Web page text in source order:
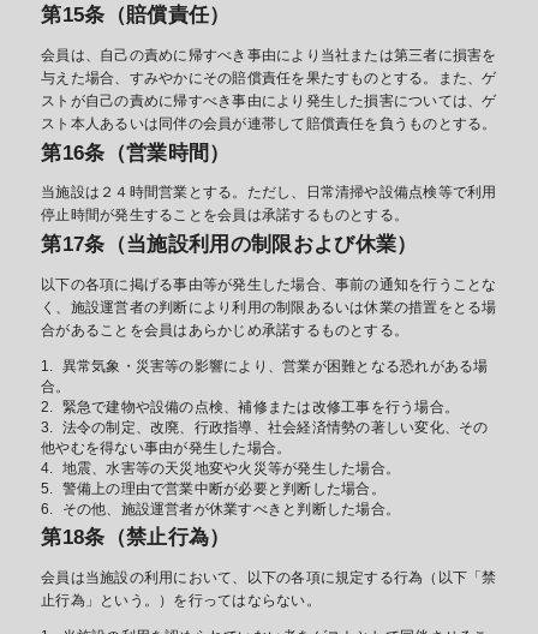
第15条（賠償責任）
会員は、自己の責めに帰すべき事由により当社または第三者に損害を
与えた場合、すみやかにその賠償責任を果たすものとする。また、ゲ
ストが自己の責めに帰すべき事由により発生した損害については、ゲ
スト本人あるいは同伴の会員が連帯して賠償責任を負うものとする。
第16条（営業時間）
当施設は２４時間営業とする。ただし、日常清掃や設備点検等で利用
停止時間が発生することを会員は承諾するものとする。
第17条（当施設利用の制限および休業）
以下の各項に掲げる事由等が発生した場合、事前の通知を行うことな
く、施設運営者の判断により利用の制限あるいは休業の措置をとる場
合があることを会員はあらかじめ承諾するものとする。
異常気象・災害等の影響により、営業が困難となる恐れがある場
合。
緊急で建物や設備の点検、補修または改修工事を行う場合。
法令の制定、改廃、行政指導、社会経済情勢の著しい変化、その
他やむを得ない事由が発生した場合。
地震、水害等の天災地変や火災等が発生した場合。
警備上の理由で営業中断が必要と判断した場合。
その他、施設運営者が休業すべきと判断した場合。
第18条（禁止行為）
会員は当施設の利用において、以下の各項に規定する行為（以下「禁
止行為」という。）を行ってはならない。